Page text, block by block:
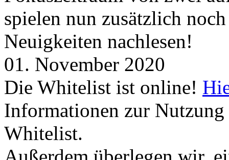
spielen nun zusätzlich
Neuigkeiten nachlesen!
01. November 2020
Die Whitelist ist online!
Informationen zur
Whitelist.